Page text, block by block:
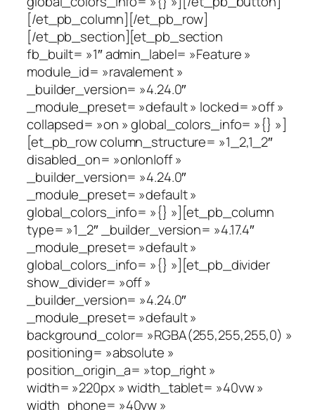
[/et_pb_column][/et_pb_row]
[/et_pb_section][et_pb_section
fb_built= »1″ admin_label= »Feature »
module_id= »ravalement »
_builder_version= »4.24.0″
_module_preset= »default » locked= »off »
collapsed= »on » global_colors_info= »{} »]
[et_pb_row column_structure= »1_2,1_2″
disabled_on= »on|on|off »
_builder_version= »4.24.0″
_module_preset= »default »
global_colors_info= »{} »][et_pb_column
type= »1_2″ _builder_version= »4.17.4″
_module_preset= »default »
global_colors_info= »{} »][et_pb_divider
show_divider= »off »
_builder_version= »4.24.0″
_module_preset= »default »
background_color= »RGBA(255,255,255,0) »
positioning= »absolute »
position_origin_a= »top_right »
width= »220px » width_tablet= »40vw »
width_phone= »40vw »